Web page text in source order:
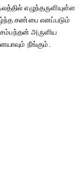
எழுந்தருளியுள்ள
சண்பை எனப்படும்
அருளிய
நீங்கும்.